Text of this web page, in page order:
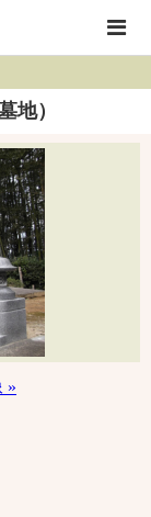
地）
»